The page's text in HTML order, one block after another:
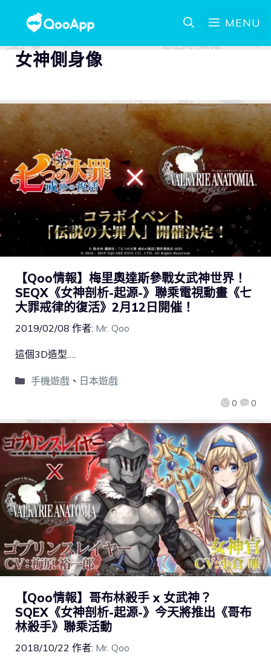
MENU
女神側身像
【Qoo情報】梅里奧達斯參戰女武神世界！
SEQX《女神剖析-起源-》聯乘電視動畫《七
大罪戒律的復活》2月12日開催！
2019/02/08 作者: Mr. Qoo
0 0
這個3D造型….
手機遊戲、 日本遊戲
【Qoo情報】哥布林殺手 x 女武神？
SQEX《女神剖析-起源-》今天將推出《哥布
林殺手》聯乘活動
2018/10/22 作者: Mr. Qoo